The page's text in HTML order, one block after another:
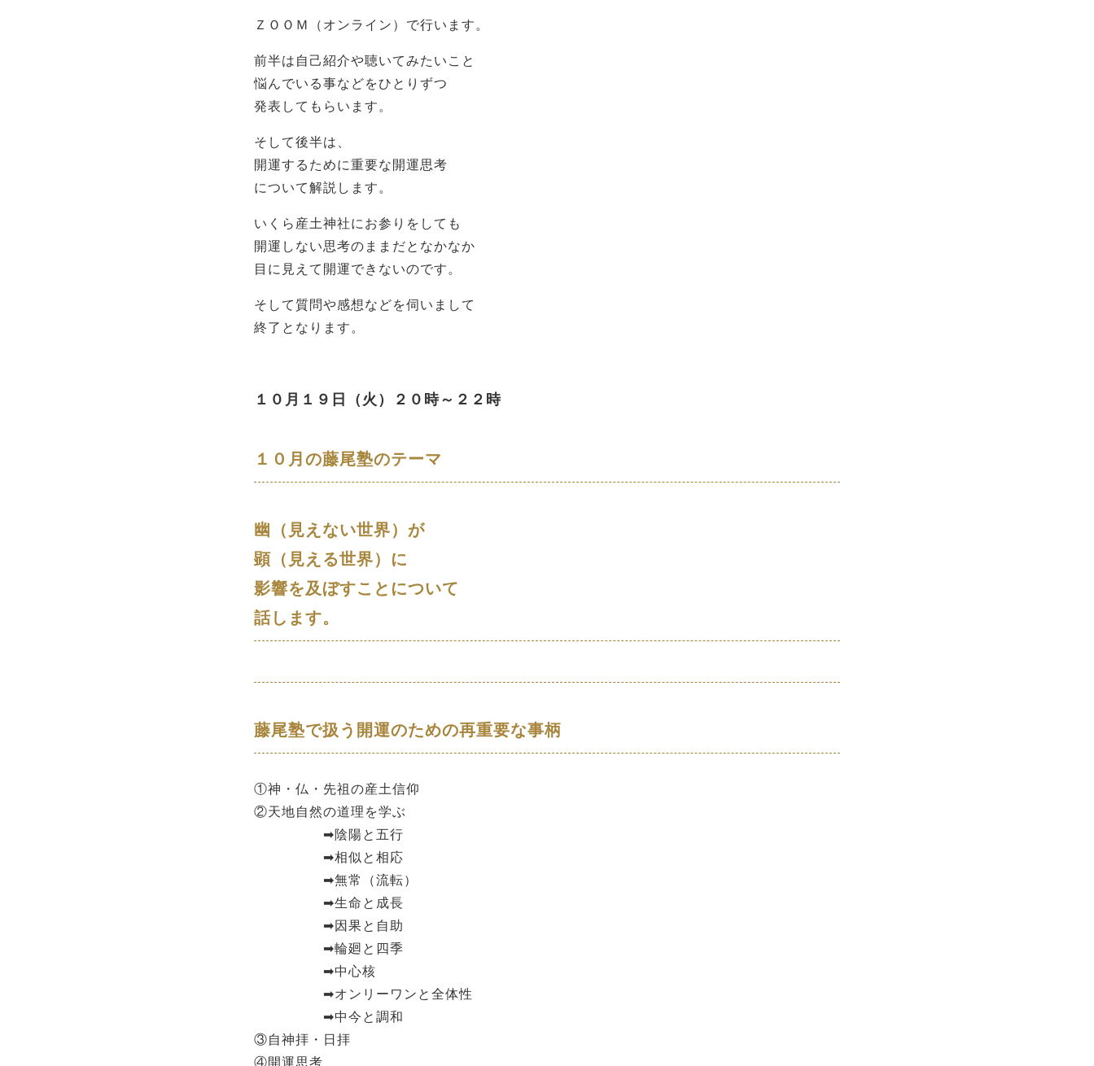
ＺＯＯＭ（オンライン）で行います。
前半は自己紹介や聴いてみたいこと
悩んでいる事などをひとりずつ
発表してもらいます。
そして後半は、
開運するために重要な開運思考
について解説します。
いくら産土神社にお参りをしても
開運しない思考のままだとなかなか
目に見えて開運できないのです。
そして質問や感想などを伺いまして
終了となります。
１０ 月１９日（火 ）２０時～２２時
１０月の藤尾塾のテーマ
幽（見えない世界）が
顕（見える世界）に
影響を及ぼすことについて
話します。
藤尾塾で扱う開運のための再重要な事柄
①神・仏・先祖の産土信仰
②天地自然の道理を学ぶ
➡陰陽と五行
➡相似と相応
➡無常（流転）
➡生命と成長
➡因果と自助
➡輪廻と四季
➡中心核
➡オンリーワンと全体性
➡中今と調和
③自神拝・日拝
④開運思考